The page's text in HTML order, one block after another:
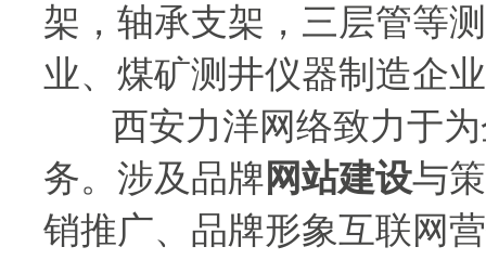
架，轴承支架，三层管等
业、煤矿测井仪器制造企
西安力洋网络致力于为
务。涉及品牌 网站建设与
销推广、品牌形象互联网